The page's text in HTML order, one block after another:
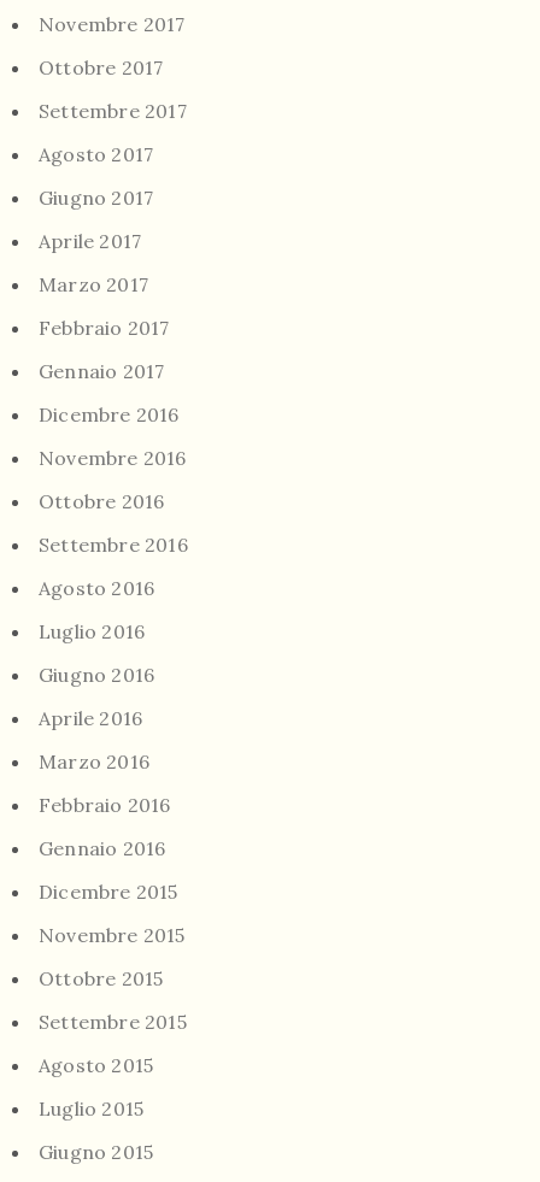
Novembre 2017
Ottobre 2017
Settembre 2017
Agosto 2017
Giugno 2017
Aprile 2017
Marzo 2017
Febbraio 2017
Gennaio 2017
Dicembre 2016
Novembre 2016
Ottobre 2016
Settembre 2016
Agosto 2016
Luglio 2016
Giugno 2016
Aprile 2016
Marzo 2016
Febbraio 2016
Gennaio 2016
Dicembre 2015
Novembre 2015
Ottobre 2015
Settembre 2015
Agosto 2015
Luglio 2015
Giugno 2015